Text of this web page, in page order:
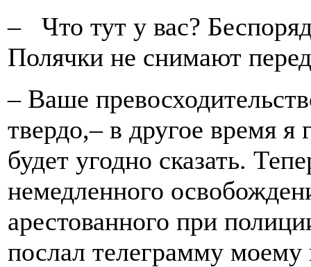
– Что тут у вас?
Полячки не снимают
– Ваше
твердо,– в другое время я
будет угодно сказать.
немедленного
арестованного при
послал телеграмму моему